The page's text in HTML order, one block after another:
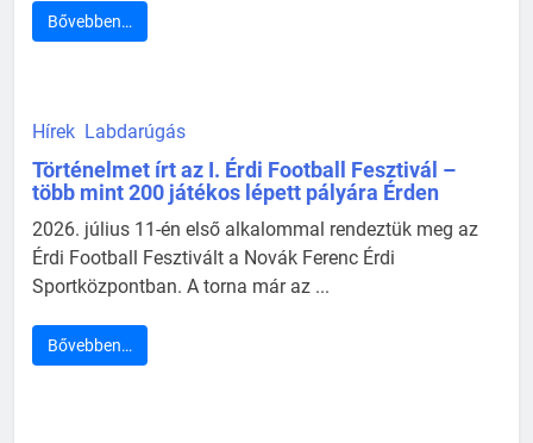
Bővebben…
Hírek Labdarúgás
Történelmet írt az I. Érdi Football Fesztivál –
több mint 200 játékos lépett pályára Érden
2026. július 11-én első alkalommal rendeztük meg az
Érdi Football Fesztivált a Novák Ferenc Érdi
Sportközpontban. A torna már az ...
Bővebben…